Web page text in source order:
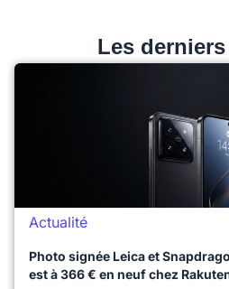
Les
Actualité
Photo signée Leica et
est à 366 € en neuf chez